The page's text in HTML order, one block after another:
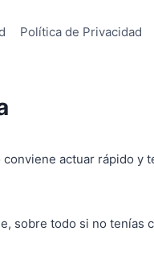
Política de Privacidad
actuar rápido y
sobre todo si no tenías